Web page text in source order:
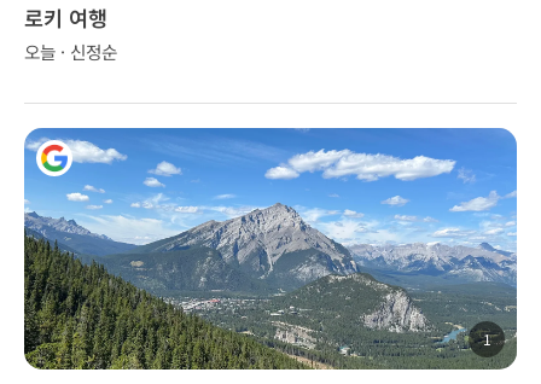
로키 여행
오늘 · 신정순
1